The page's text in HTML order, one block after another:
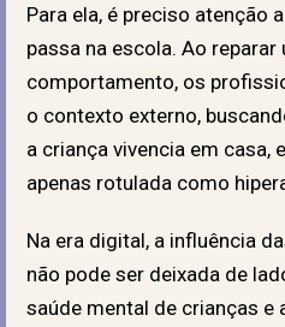
Para ela, é preciso atenção
passa na escola. Ao reparar
comportamento, os
o contexto externo,
a criança vivencia em casa,
apenas rotulada como
Na era digital, a influência
não pode ser deixada de
saúde mental de crianças e